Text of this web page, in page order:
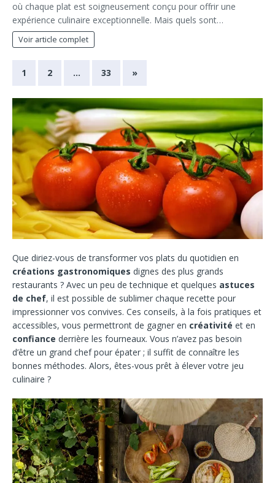
où chaque plat est soigneusement conçu pour offrir une
expérience culinaire exceptionnelle. Mais quels sont…
Voir article complet
1 2 … 33 »
Que diriez-vous de transformer vos plats du quotidien en
créations gastronomiques dignes des plus grands
restaurants ? Avec un peu de technique et quelques astuces
de chef, il est possible de sublimer chaque recette pour
impressionner vos convives. Ces conseils, à la fois pratiques et
accessibles, vous permettront de gagner en créativité et en
confiance derrière les fourneaux. Vous n’avez pas besoin
d’être un grand chef pour épater ; il suffit de connaître les
bonnes méthodes. Alors, êtes-vous prêt à élever votre jeu
culinaire ?